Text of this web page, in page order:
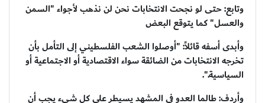
وتابع: حتى لو نجحت الانتخابات نحن لن نذهب لأجواء "السمن
والعسل" كما يتوقع البعض
وأبدى أسفه قائلاً: "أوصلوا الشعب الفلسطيني إلى التأمل بأن
تخرجه الانتخابات من الضائقة سواء الاقتصادية أو الاجتماعية أو
السياسية.".
وأردف: طالما العدو في المشهد يسيطر على كل شيء يجب أن